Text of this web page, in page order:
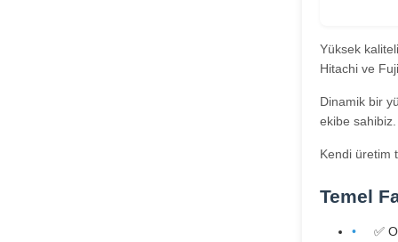
Yüksek
Hitachi ve
Dinamik bir
ekibe
Kendi üretim
Temel
✅